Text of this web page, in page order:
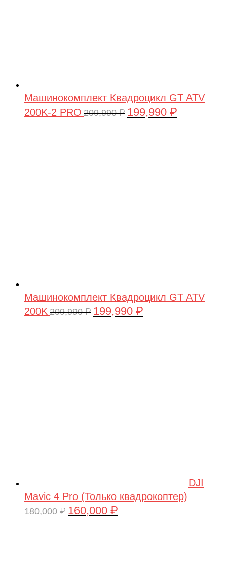
Машинокомплект Квадроцикл GT ATV
200K-2 PRO 209,990₽ Первоначальная
199,990 ₽
Машинокомплект Квадроцикл GT ATV
200K 209,990₽ Первоначальная
199,990 ₽
DJI
Mavic 4 Pro (Только квадрокоптер)
180,000₽ Первоначальная
160,000 ₽